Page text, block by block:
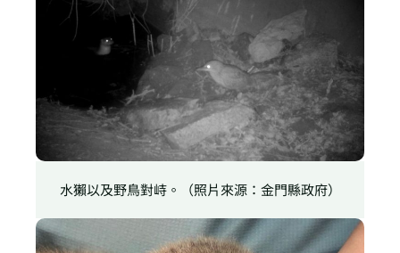
水獺以及野鳥對峙。（照片來源：金門縣政府）